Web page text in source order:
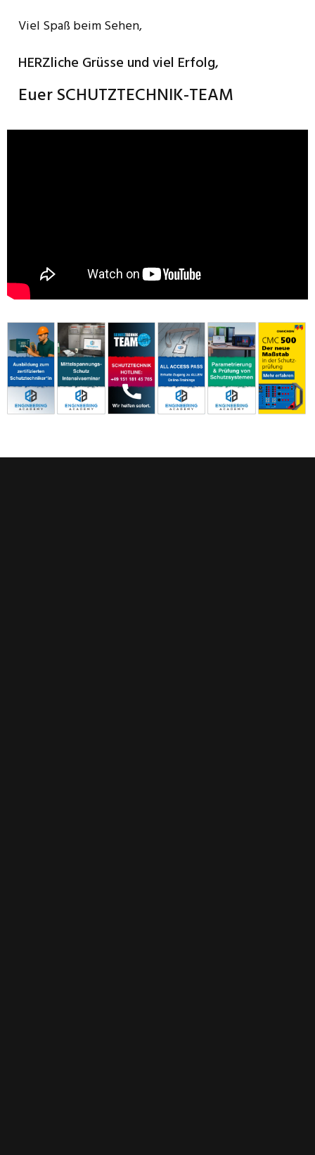
Viel Spaß beim Sehen,
HERZliche Grüsse und viel Erfolg,
Euer SCHUTZTECHNIK-TEAM